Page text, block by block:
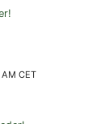
CET